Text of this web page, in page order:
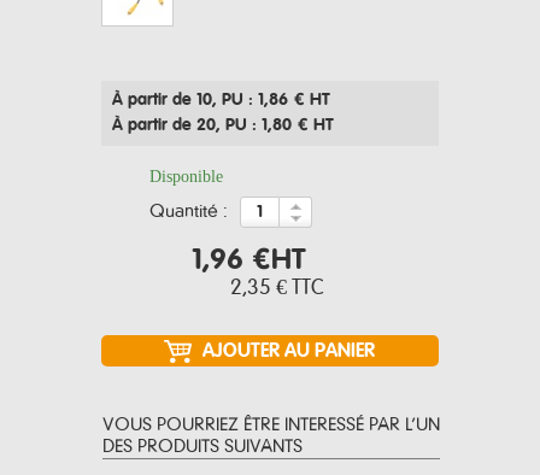
À partir de 10, PU : 1,86 € HT
À partir de 20, PU : 1,80 € HT
Disponible
quantité :
1,96 €HT
2,35 € TTC
VOUS POURRIEZ ÊTRE INTERESSÉ PAR L’UN
DES PRODUITS SUIVANTS